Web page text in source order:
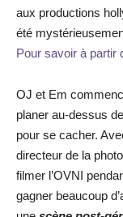
aux productions
été
Pour savoir à partir
OJ et Em
planer au-dessus
pour se cacher.
directeur de la
filmer l’OVNI
gagner beaucoup